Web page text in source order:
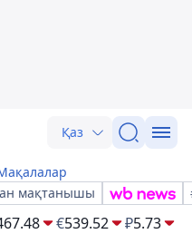
Қаз
мақтанышы
€539.52 ₽5.73